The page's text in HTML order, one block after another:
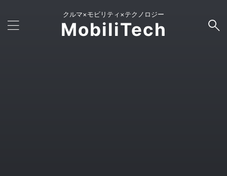
クルマ×モビリティ×テクノロジー
MobiliTech